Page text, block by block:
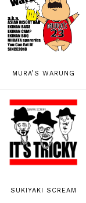
MURA’S WARUNG
SUKIYAKI SCREAM